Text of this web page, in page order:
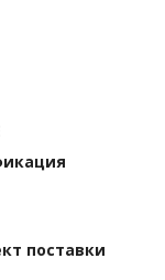
поставки